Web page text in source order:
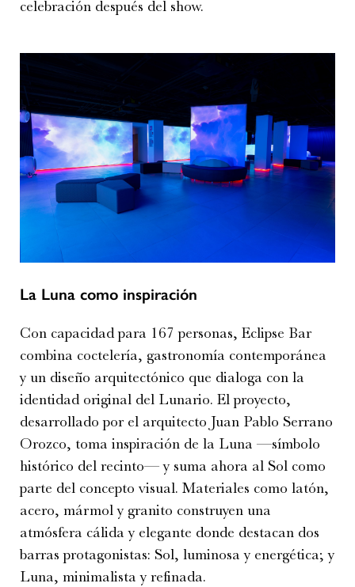
celebración después del show.
La Luna como inspiración
Con capacidad para 167 personas, Eclipse Bar
combina coctelería, gastronomía contemporánea
y un diseño arquitectónico que dialoga con la
identidad original del Lunario. El proyecto,
desarrollado por el arquitecto Juan Pablo Serrano
Orozco, toma inspiración de la Luna —símbolo
histórico del recinto— y suma ahora al Sol como
parte del concepto visual. Materiales como latón,
acero, mármol y granito construyen una
atmósfera cálida y elegante donde destacan dos
barras protagonistas: Sol, luminosa y energética; y
Luna, minimalista y refinada.